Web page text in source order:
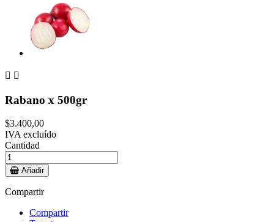
 
Rabano x 500gr
$3.400,00
IVA excluído
Cantidad
Añadir
Compartir
Compartir